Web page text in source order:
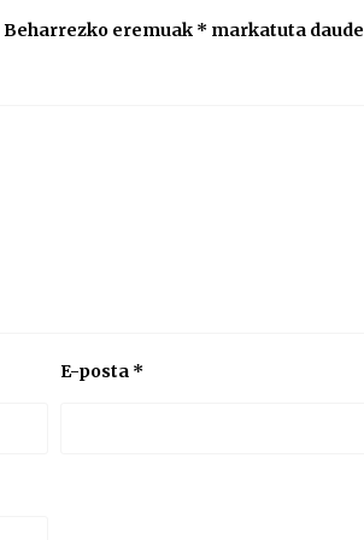
Beharrezko eremuak * markatuta daude
E-posta *